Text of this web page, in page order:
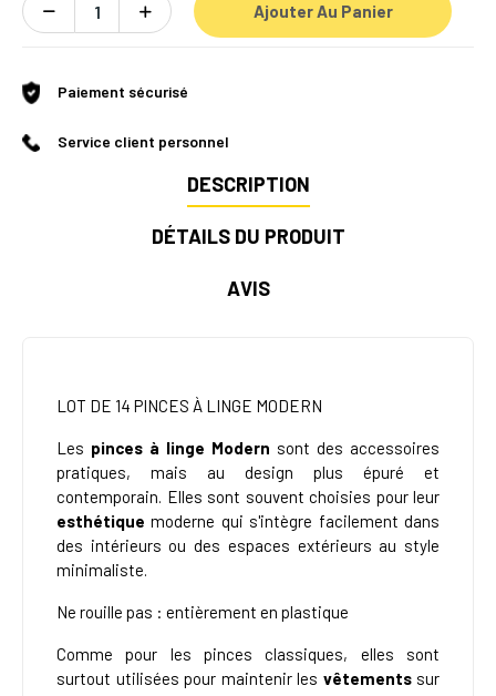
Ajouter Au Panier
Paiement sécurisé
Service client personnel
DESCRIPTION
DÉTAILS DU PRODUIT
AVIS
LOT DE 14 PINCES À LINGE MODERN
Les pinces à linge Modern sont des accessoires
pratiques, mais au design plus épuré et
contemporain. Elles sont souvent choisies pour leur
esthétique moderne qui s'intègre facilement dans
des intérieurs ou des espaces extérieurs au style
minimaliste.
Ne rouille pas : entièrement en plastique
Comme pour les pinces classiques, elles sont
surtout utilisées pour maintenir les vêtementssur